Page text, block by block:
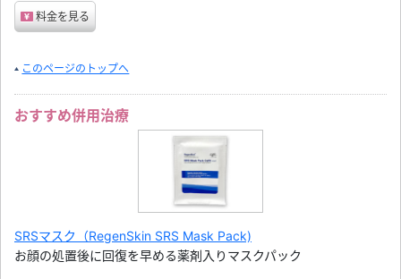
料金を見る
このページのトップへ
おすすめ併用治療
SRSマスク（RegenSkin SRS Mask Pack)
お顔の処置後に回復を早める薬剤入りマスクパック